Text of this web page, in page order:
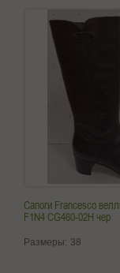
Сапоги Francesco
F1N4 CG460-02H чер
Размеры: 38